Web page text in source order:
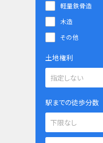
軽量鉄骨造
木造
その他
土地権利
駅までの徒歩分数